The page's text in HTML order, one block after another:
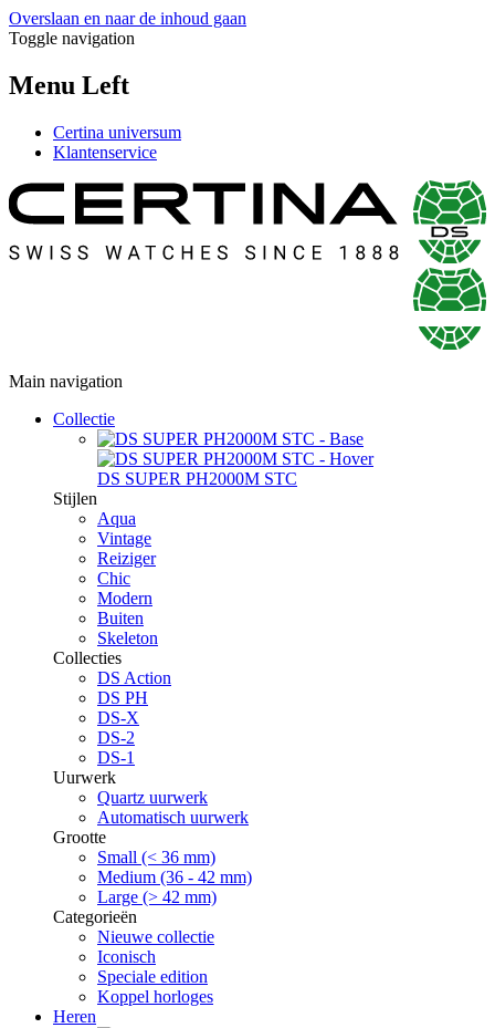
Overslaan en naar de inhoud gaan
Toggle navigation
Menu Left
Certina universum
Klantenservice
Main navigation
Collectie
DS SUPER PH2000M STC
Stijlen
Aqua
Vintage
Reiziger
Chic
Modern
Buiten
Skeleton
Collecties
DS Action
DS PH
DS-X
DS-2
DS-1
Uurwerk
Quartz uurwerk
Automatisch uurwerk
Grootte
Small (< 36 mm)
Medium (36 - 42 mm)
Large (> 42 mm)
Categorieën
Nieuwe collectie
Iconisch
Speciale edition
Koppel horloges
Heren